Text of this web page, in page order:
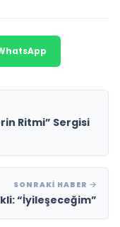
Ritmi” Sergisi
SONRAKI HABER
“İyileşeceğim”